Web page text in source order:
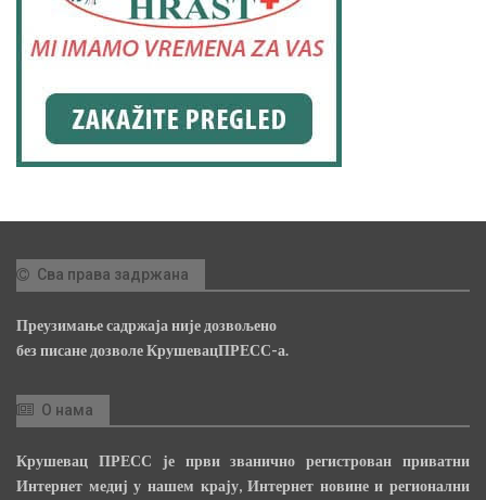
Сва права задржана
Преузимање садржаја није дозвољено
без писане дозволе КрушевацПРЕСС-а.
О нама
Крушевац ПРЕСС је први званично регистрован приватни
Интернет медиј у нашем крају, Интернет новине и регионални